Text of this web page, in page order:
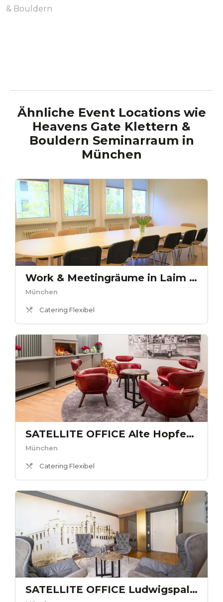
& Bouldern
Ähnliche Event Locations wie
Heavens Gate Klettern &
Bouldern Seminarraum in
München
Work & Meetingräume in Laim - Meetingraum 1
München
Catering Flexibel
SATELLITE OFFICE Alte Hopfenpost - Kaminlounge „Hopfenpost“
München
Catering Flexibel
SATELLITE OFFICE Ludwigspalais - Kaminlounge „Maximilian“